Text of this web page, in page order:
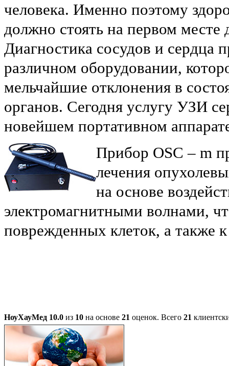
человека. Именно поэтому
должно стоять на первом месте
Диагностика сосудов и сердца
различном оборудовании,
мельчайшие отклонения в
органов. Сегодня услугу УЗИ
новейшем портативном
Прибор OSC – m
лечения
на основе
электромагнитными волнами,
поврежденных клеток, а также
НоуХауМед 10.0 из 10 на основе 21 оценок. Всего 21